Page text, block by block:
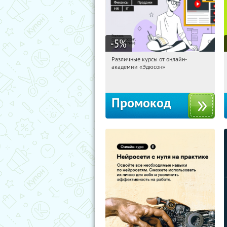
-5%
12:21:06 Получили:
Различные курсы от онлайн-
академии «Эдюсон»
Промокод